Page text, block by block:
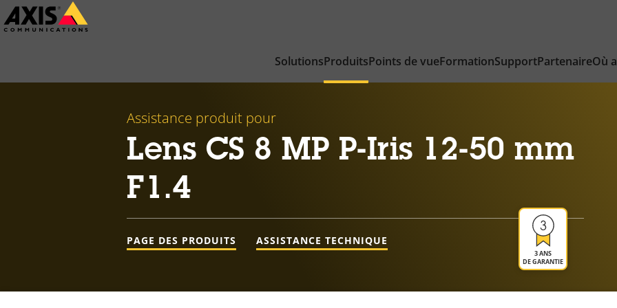
Passer
au
SolutionsProduitsPoints de vueFormationSupportPartenaireOù
Assistance produit pour
Lens CS 8 MP P-Iris 12-50 mm
F1.4
3 ANS
DE GARANTIE
PAGE DES PRODUITS ASSISTANCE TECHNIQUE